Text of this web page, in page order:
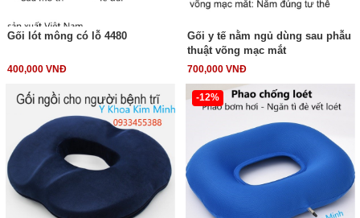
Gối lót mông có lỗ 4480
400,000 VNĐ
Gối y tế nằm ngủ dùng sau phẫu
thuật võng mạc mắt
700,000 VNĐ
-12%